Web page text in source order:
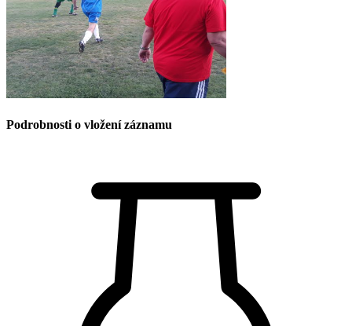
Podrobnosti o vložení záznamu